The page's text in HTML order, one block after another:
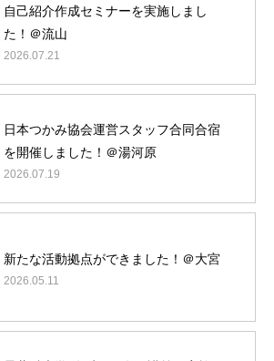
自己紹介作成セミナーを実施しまし
た！＠流山
2026.07.21
日本つかみ協会運営スタッフ合同合宿
を開催しました！＠湯河原
2026.07.19
新たな活動拠点ができました！＠大宮
2026.05.11